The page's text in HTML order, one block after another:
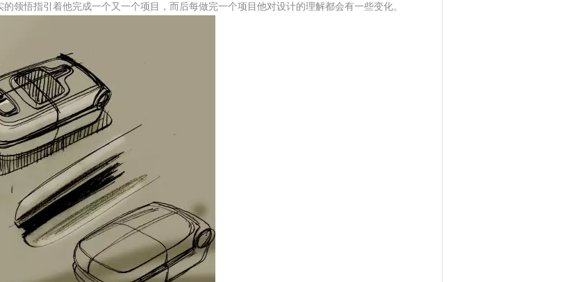
领悟指引着他完成一个又一个项目，而后每做完一个项目他对设计的理解都会有一些变化。